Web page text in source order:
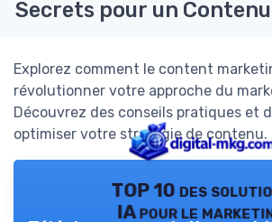
Secrets pour un
Explorez comment le content
révolutionner votre approche du
Découvrez des conseils pratiques et
optimiser votre stratégie de contenu.
TOP 10 des
IA pour le